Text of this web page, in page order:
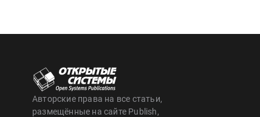
Авторские права на все статьи,
размещённые на сайте Publish,